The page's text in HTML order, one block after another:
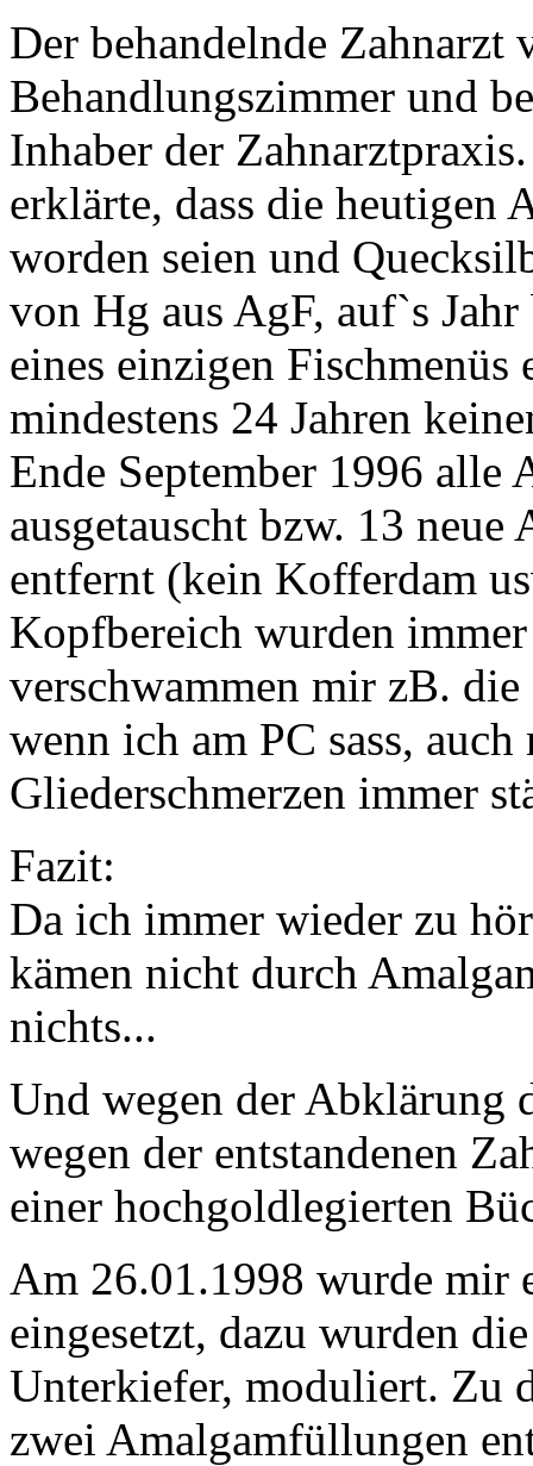
Der behandelnde Zahnarzt
Behandlungszimmer und
Inhaber der
erklärte, dass die heutigen
worden seien und
von Hg aus AgF, auf`s
eines einzigen Fischmenüs
mindestens 24 Jahren
Ende September 1996 alle
ausgetauscht bzw. 13
entfernt (kein Kofferdam
Kopfbereich wurden
verschwammen mir zB.
wenn ich am PC sass,
Gliederschmerzen immer
Fazit:
Da ich immer wieder zu
kämen nicht durch
nichts...
Und wegen der Abklärung
wegen der entstandenen
einer hochgoldlegierten
Am 26.01.1998 wurde mir
eingesetzt, dazu wurden
Unterkiefer, moduliert. Zu
zwei Amalgamfüllungen